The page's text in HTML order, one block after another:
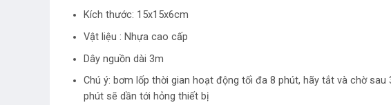
Kích thước: 15x15x6cm
Vật liệu : Nhựa cao cấp
Dây nguồn dài 3m
Chú ý: bơm lốp thời gian hoạt động tối đa 8 phút, hãy tắt và chờ
phút sẽ dần tới hỏng thiết bị